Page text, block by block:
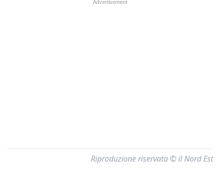
Riproduzione riservata © il Nord Est